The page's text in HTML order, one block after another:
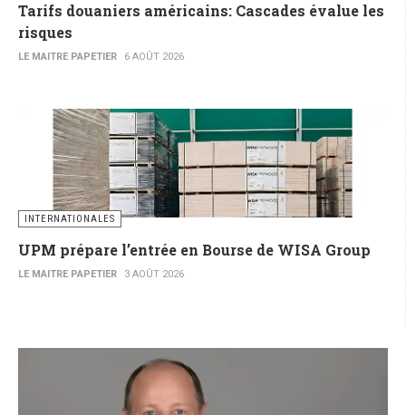
Tarifs douaniers américains: Cascades évalue les
risques
LE MAITRE PAPETIER 6 AOÛT 2026
INTERNATIONALES
UPM prépare l’entrée en Bourse de WISA Group
LE MAITRE PAPETIER 3 AOÛT 2026